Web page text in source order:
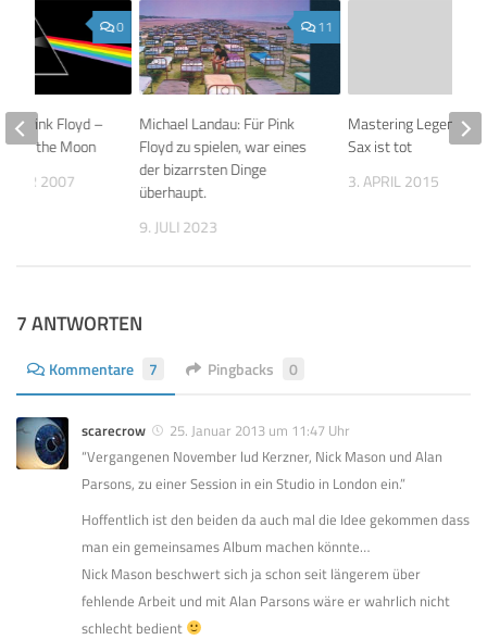
11
Michael Landau: Für Pink
Floyd zu spielen, war eines
der bizarrsten Dinge
überhaupt.
9. JULI 2023
Mastering Legende
Sax ist tot
3. APRIL 2015
0
Pink Floyd –
of the Moon
2007
7 ANTWORTEN
Kommentare 7 Pingbacks 0
scarecrow
25. Januar 2013 um 11:47 Uhr
“Vergangenen November lud Kerzner, Nick Mason und Alan
Parsons, zu einer Session in ein Studio in London ein.”
Hoffentlich ist den beiden da auch mal die Idee gekommen dass
man ein gemeinsames Album machen könnte…
Nick Mason beschwert sich ja schon seit längerem über
fehlende Arbeit und mit Alan Parsons wäre er wahrlich nicht
schlecht bedient